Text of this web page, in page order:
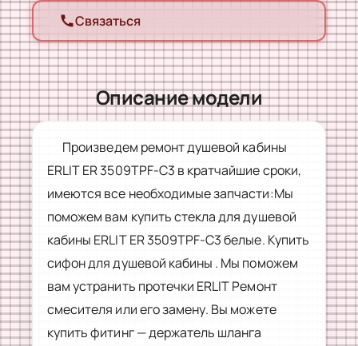
callСвязаться
Описание модели
Произведем ремонт душевой кабины
ERLIT ER 3509TPF-С3 в кратчайшие сроки,
имеются все необходимые запчасти:Мы
поможем вам купить стекла для душевой
кабины ERLIT ER 3509TPF-C3 белые. Купить
сифон для душевой кабины . Мы поможем
вам устранить протечки ERLIT Ремонт
смесителя или его замену. Вы можете
купить фитинг — держатель шланга